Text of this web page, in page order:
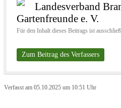
Landesverband
Gartenfreunde e. V.
Für den Inhalt dieses Beitrags ist
Zum Beitrag des Verfassers
Verfasst am 05.10.2025 um 10:51 Uhr